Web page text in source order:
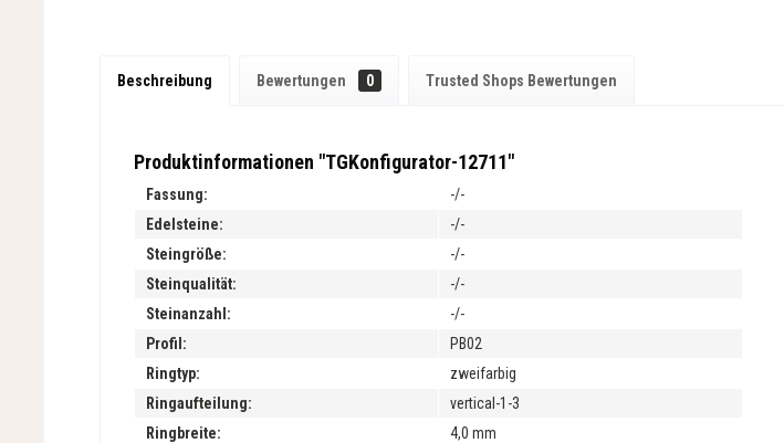
Beschreibung Bewertungen 0 Trusted Shops Bewertungen
Produktinformationen "TGKonfigurator-12711"
Fassung:
-/-
Edelsteine:
-/-
Steingröße:
-/-
Steinqualität:
-/-
Steinanzahl:
-/-
Profil:
PB02
Ringtyp:
zweifarbig
Ringaufteilung:
vertical-1-3
Ringbreite:
4,0 mm